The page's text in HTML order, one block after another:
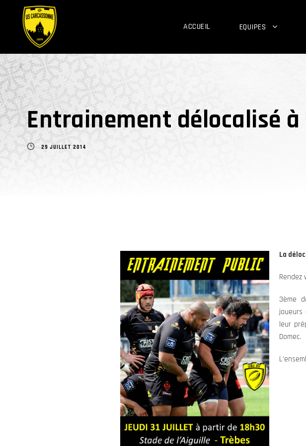
ACCUEIL EQUIPES
Entrainement délocalisé à
29 JUILLET 2014
La
Rendez
3ème
joueurs
leur
Domec.